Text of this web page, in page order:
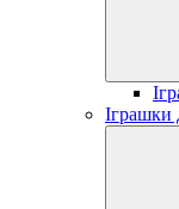
Іграшки